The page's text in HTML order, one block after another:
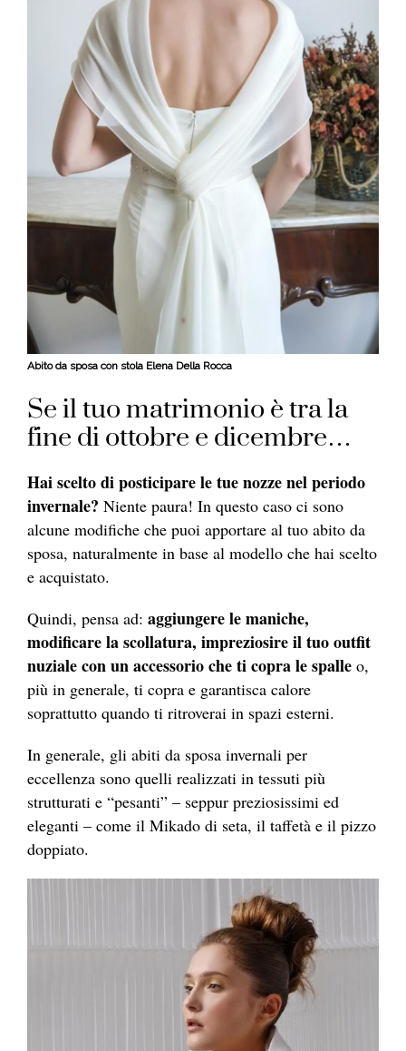
Abito da sposa con stola Elena Della Rocca
Se il tuo matrimonio è tra la
fine di ottobre e dicembre…
Hai scelto di posticipare le tue nozze nel periodo
invernale? Niente paura! In questo caso ci sono
alcune modifiche che puoi apportare al tuo abito da
sposa, naturalmente in base al modello che hai scelto
e acquistato.
Quindi, pensa ad: aggiungere le maniche,
modificare la scollatura, impreziosire il tuo outfit
nuziale con un accessorio che ti copra le spalle o,
più in generale, ti copra e garantisca calore
soprattutto quando ti ritroverai in spazi esterni.
In generale, gli abiti da sposa invernali per
eccellenza sono quelli realizzati in tessuti più
strutturati e “pesanti” – seppur preziosissimi ed
eleganti – come il Mikado di seta, il taffetà e il pizzo
doppiato.